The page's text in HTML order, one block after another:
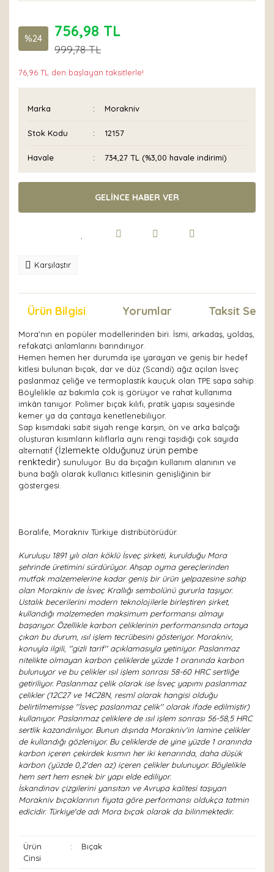
%24 756,98 TL
999,78 TL
76,96 TL den başlayan taksitlerle!
Marka Morakniv
Stok Kodu 12157
Havale 734,27 TL (%3,00 havale indirimi)
GELİNCE HABER VER
Karşılaştır
Ürün Bilgisi Yorumlar Taksit
Mora'nın en popüler modellerinden biri. İsmi, arkadaş, yoldaş,
refakatçi anlamlarını barındırıyor.
Hemen hemen her durumda işe yarayan ve geniş bir hedef
kitlesi bulunan bıçak, dar ve düz (Scandi) ağız açılan İsveç
paslanmaz çeliğe ve termoplastik kauçuk olan TPE sapa sahip.
Böylelikle az bakımla çok iş görüyor ve rahat kullanıma
imkân tanıyor. Polimer bıçak kılıfı, pratik yapısı sayesinde
kemer ya da çantaya kenetlenebiliyor.
Sap kısımdaki sabit siyah renge karşın, ön ve arka balçağı
oluşturan kısımların kılıflarla aynı rengi taşıdığı çok sayıda
alternatif (İzlemekte olduğunuz ürün pembe
renktedir) sunuluyor. Bu da bıçağın kullanım alanının ve
buna bağlı olarak kullanıcı kitlesinin genişliğinin bir
göstergesi.
Boralife, Morakniv Türkiye distribütörüdür.
Kuruluşu 1891 yılı olan köklü İsveç şirketi, kurulduğu Mora
şehrinde üretimini sürdürüyor. Ahşap oyma gereçlerinden
mutfak malzemelerine kadar geniş bir ürün yelpazesine sahip
olan Morakniv de İsveç Krallığı sembolünü gururla taşıyor.
Ustalık becerilerini modern teknolojilerle birleştiren şirket,
kullandığı malzemeden maksimum performansı almayı
başarıyor. Özellikle karbon çeliklerinin performansında ortaya
çıkan bu durum, ısıl işlem tecrübesini gösteriyor. Morakniv,
konuyla ilgili, ''gizli tarif'' açıklamasıyla yetiniyor. Paslanmaz
nitelikte olmayan karbon çeliklerde yüzde 1 oranında karbon
bulunuyor ve bu çelikler ısıl işlem sonrası 58-60 HRC sertliğe
getiriliyor. Paslanmaz çelik olarak ise İsveç yapımı paslanmaz
çelikler (12C27 ve 14C28N, resmî olarak hangisi olduğu
belirtilmemişse ''İsveç paslanmaz çelik'' olarak ifade edilmiştir)
kullanıyor. Paslanmaz çeliklere de ısıl işlem sonrası 56-58,5 HRC
sertlik kazandırılıyor. Bunun dışında Morakniv'in lamine çelikler
de kullandığı gözleniyor. Bu çeliklerde de yine yüzde 1 oranında
karbon içeren çekirdek kısmın her iki kenarında, daha düşük
karbon (yüzde 0,2'den az) içeren çelikler bulunuyor. Böylelikle
hem sert hem esnek bir yapı elde ediliyor.
İskandinav çizgilerini yansıtan ve Avrupa kalitesi taşıyan
Morakniv bıçaklarının fiyata göre performansı oldukça tatmin
edicidir. Türkiye'de adı Mora bıçak olarak da bilinmektedir.
Ürün
Cinsi
: Bıçak